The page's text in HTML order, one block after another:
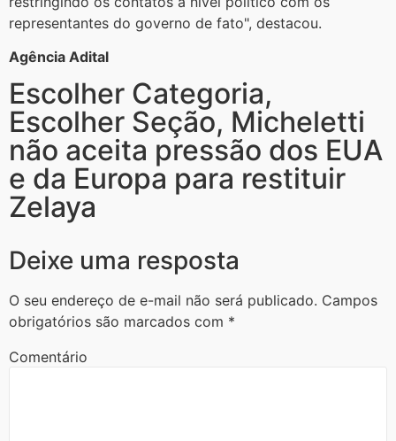
representantes do governo de fato", destacou.
Agência Adital
Escolher Categoria,
Escolher Seção, Micheletti
não aceita pressão dos EUA
e da Europa para restituir
Zelaya
Deixe uma resposta
O seu endereço de e-mail não será publicado. Campos
obrigatórios são marcados com *
Comentário